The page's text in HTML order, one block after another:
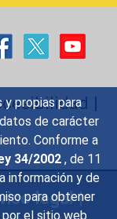
propias para
de carácter
Conforme a
34/2002 , de 11
información y de
para obtener
el sitio web
|
legal|